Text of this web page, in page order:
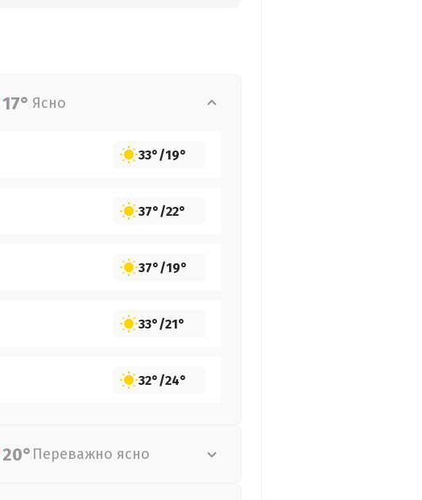
17° Ясно
33°/19°
37°/22°
37°/19°
33°/21°
32°/24°
20° Переважно ясно